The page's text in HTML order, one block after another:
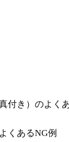
付き）のよく
くあるNG例